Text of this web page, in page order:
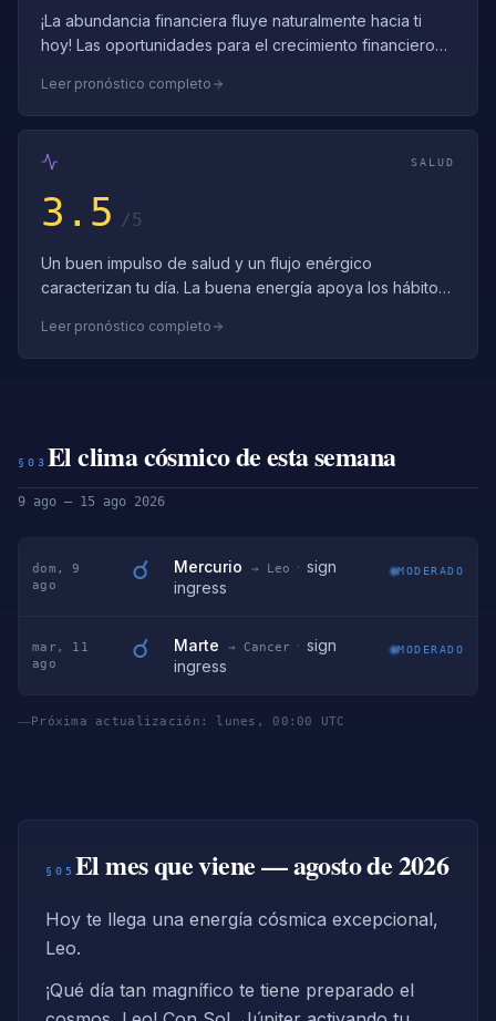
¡La abundancia financiera fluye naturalmente hacia ti
hoy! Las oportunidades para el crecimiento financiero
Leer pronóstico completo
SALUD
3.5 /5
Un buen impulso de salud y un flujo enérgico
caracterizan tu día. La buena energía apoya los hábitos
Leer pronóstico completo
§03 El clima cósmico de esta semana
9 ago – 15 ago 2026
dom, 9
ago
☌ Mercurio → Leo · sign
ingress
MODERADO
mar, 11
ago
☌ Marte → Cancer · sign
ingress
MODERADO
Próxima actualización: lunes, 00:00 UTC
§05 El mes que viene — agosto de 2026
Hoy te llega una energía cósmica excepcional,
Leo.
¡Qué día tan magnífico te tiene preparado el